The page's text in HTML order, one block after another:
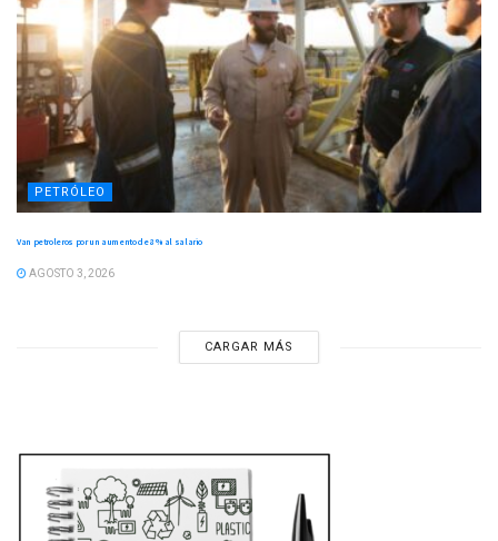
PETRÓLEO
Van petroleros por un aumento de 8 % al salario
AGOSTO 3, 2026
CARGAR MÁS